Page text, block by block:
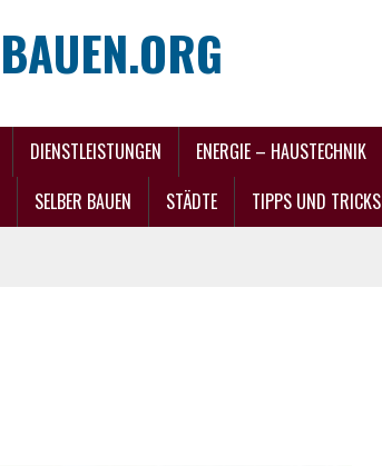
DIENSTLEISTUNGEN ENERGIE – HAUSTECHNIK
SELBER BAUEN STÄDTE TIPPS UND TRICKS